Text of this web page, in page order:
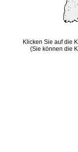
Klicken Sie auf die
(Sie können die